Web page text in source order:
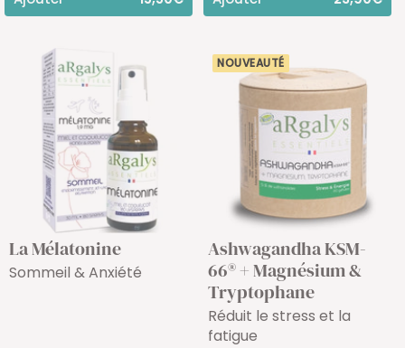
La Mélatonine
Sommeil & Anxiété
NOUVEAUTÉ
Ashwagandha KSM-
66® + Magnésium &
Tryptophane
Réduit le stress et la
fatigue